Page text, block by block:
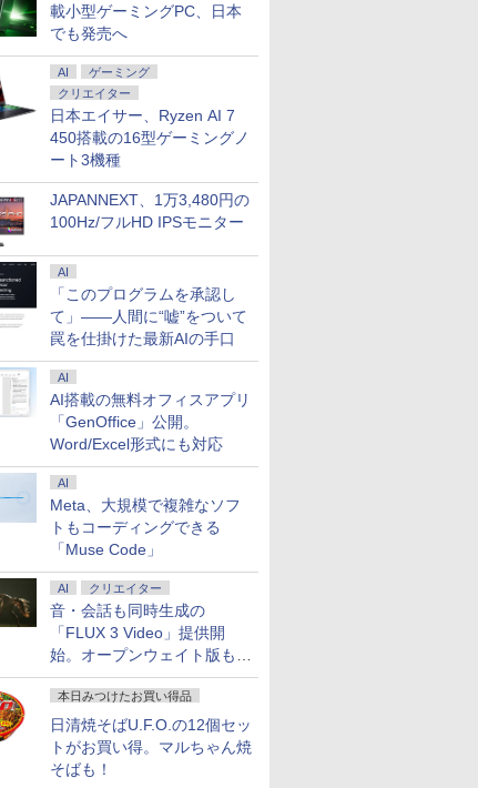
載小型ゲーミングPC、日本
でも発売へ
AI
ゲーミング
クリエイター
日本エイサー、Ryzen AI 7
450搭載の16型ゲーミングノ
ート3機種
JAPANNEXT、1万3,480円の
100Hz/フルHD IPSモニター
AI
「このプログラムを承認し
て」――人間に“嘘”をついて
罠を仕掛けた最新AIの手口
AI
AI搭載の無料オフィスアプリ
「GenOffice」公開。
Word/Excel形式にも対応
AI
Meta、大規模で複雑なソフ
トもコーディングできる
「Muse Code」
AI クリエイター
音・会話も同時生成の
「FLUX 3 Video」提供開
始。オープンウェイト版も計
画
本日みつけたお買い得品
日清焼そばU.F.O.の12個セッ
トがお買い得。マルちゃん焼
そばも！